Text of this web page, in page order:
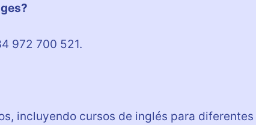
972 700 521.
incluyendo cursos de inglés para diferentes